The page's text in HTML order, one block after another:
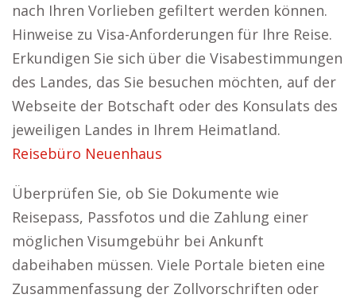
nach Ihren Vorlieben gefiltert werden können.
Hinweise zu Visa-Anforderungen für Ihre Reise.
Erkundigen Sie sich über die Visabestimmungen
des Landes, das Sie besuchen möchten, auf der
Webseite der Botschaft oder des Konsulats des
jeweiligen Landes in Ihrem Heimatland.
Reisebüro Neuenhaus
Überprüfen Sie, ob Sie Dokumente wie
Reisepass, Passfotos und die Zahlung einer
möglichen Visumgebühr bei Ankunft
dabeihaben müssen. Viele Portale bieten eine
Zusammenfassung der Zollvorschriften oder